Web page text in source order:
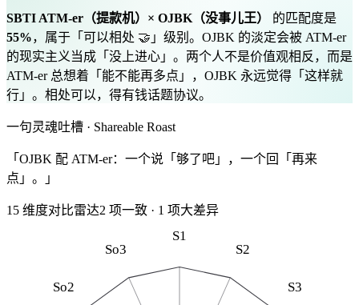
SBTI ATM-er （提款机）× OJBK （没事儿王）
的匹配度是
55%，属于「 可以相处 🤝 」级别。 OJBK 的淡定会被 ATM-er
的现实主义当成「没上进心」。两个人不是价值观相反，而是
ATM-er 总想着「能不能再多点」，OJBK 永远觉得「这样就
行」。相处可以，得有钱话题协议。
一句灵魂吐槽 · Shareable Roast
「OJBK 配 ATM-er：一个说「够了吧」，一个回「再来
点」。」
15 维度对比雷达2 项一致 · 1 项大差异
S1
S2
S3
So2
So3